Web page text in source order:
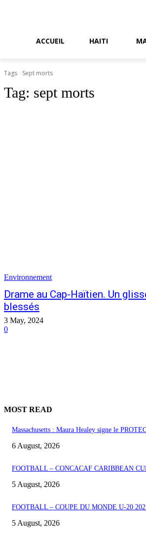
ACCUEIL HAITI
Tags Sept morts
Tag: sept morts
Environnement
Drame au Cap-Haïtien. Un
blessés
3 May, 2024
0
MOST READ
Massachusetts : Maura Healey signe le
6 August, 2026
FOOTBALL – CONCACAF CARIBBEAN
5 August, 2026
FOOTBALL – COUPE DU MONDE U-20
5 August, 2026